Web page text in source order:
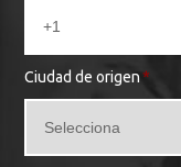
Ciudad de origen*